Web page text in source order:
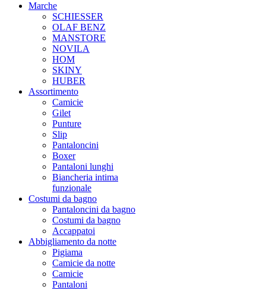
Marche
SCHIESSER
OLAF BENZ
MANSTORE
NOVILA
HOM
SKINY
HUBER
Assortimento
Camicie
Gilet
Punture
Slip
Pantaloncini
Boxer
Pantaloni lunghi
Biancheria intima
funzionale
Costumi da bagno
Pantaloncini da bagno
Costumi da bagno
Accappatoi
Abbigliamento da notte
Pigiama
Camicie da notte
Camicie
Pantaloni